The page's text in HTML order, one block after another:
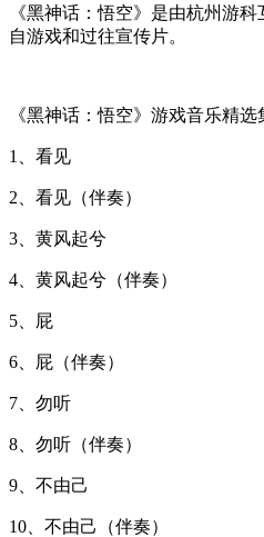
《黑神话：悟空》是由杭州游
自游戏和过往宣传片。
《黑神话：悟空》游戏音乐精选
1、看见
2、看见（伴奏）
3、黄风起兮
4、黄风起兮（伴奏）
5、屁
6、屁（伴奏）
7、勿听
8、勿听（伴奏）
9、不由己
10、 不由己（伴奏）